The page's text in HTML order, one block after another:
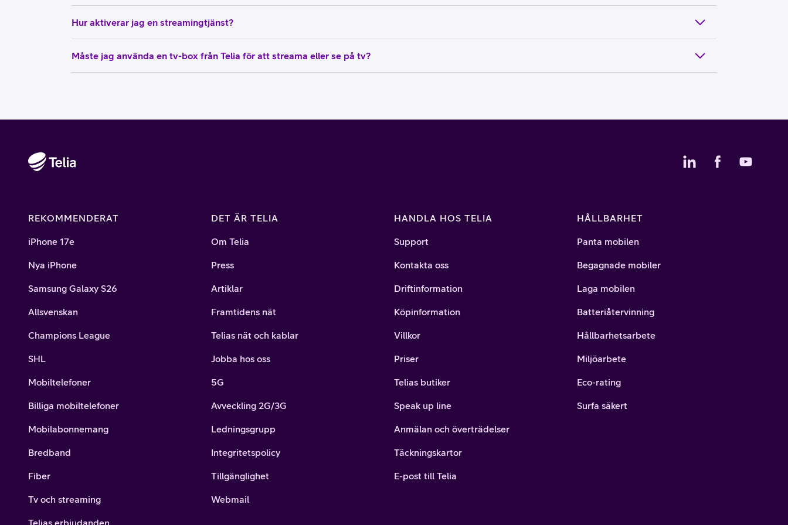
Hur aktiverar jag en streamingtjänst?
Måste jag använda en tv-box från Telia för att streama eller se på tv?
REKOMMENDERAT
iPhone 17e
Nya iPhone
Samsung Galaxy S26
Allsvenskan
Champions League
SHL
Mobiltelefoner
Billiga mobiltelefoner
Mobilabonnemang
Bredband
Fiber
Tv och streaming
Telias erbjudanden
DET ÄR TELIA
Om Telia
Press
Artiklar
Framtidens nät
Telias nät och kablar
Jobba hos oss
5G
Avveckling 2G/3G
Ledningsgrupp
Integritetspolicy
Tillgänglighet
Webmail
HANDLA HOS TELIA
Support
Kontakta oss
Driftinformation
Köpinformation
Villkor
Priser
Telias butiker
Speak up line
Anmälan och överträdelser
Täckningskartor
E-post till Telia
HÅLLBARHET
Panta mobilen
Begagnade mobiler
Laga mobilen
Batteriåtervinning
Hållbarhetsarbete
Miljöarbete
Eco-rating
Surfa säkert